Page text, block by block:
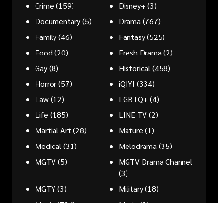
Crime (159) Disney+ (3)
Documentary(5) Drama (767)
Family(46) Fantasy(525)
Food (20) Fresh Drama (2)
Gay(8) Historical (458)
Horror(57) iQIYI (334)
Law(12) LGBTQ+ (4)
Life (185) LINE TV(2)
Martial Art (28) Mature (1)
Medical (31) Melodrama (35)
MGTV(5)
MGTV Drama Channel
(3)
MGTY(3) Military(18)